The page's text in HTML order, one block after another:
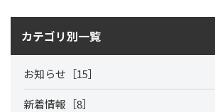
カテゴリ別一覧
お知らせ［15］
新着情報［8］